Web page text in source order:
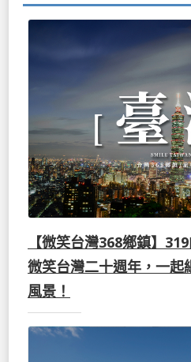
【微笑台灣368鄉鎮】
微笑台灣二十週年，一起
風景！